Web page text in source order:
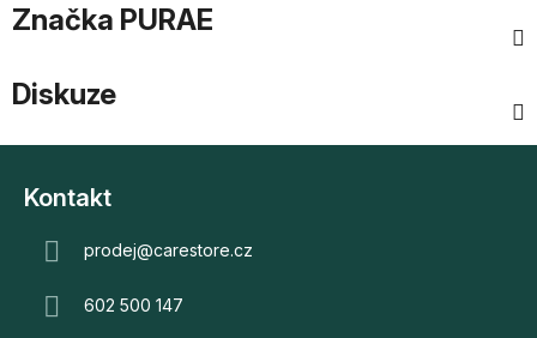
Značka PURAE
Diskuze
Kontakt
prodej@carestore.cz
602 500 147